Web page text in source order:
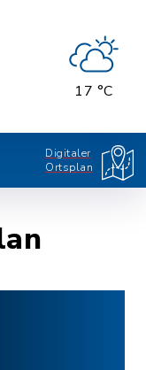
17 °C
Digitaler
Ortsplan